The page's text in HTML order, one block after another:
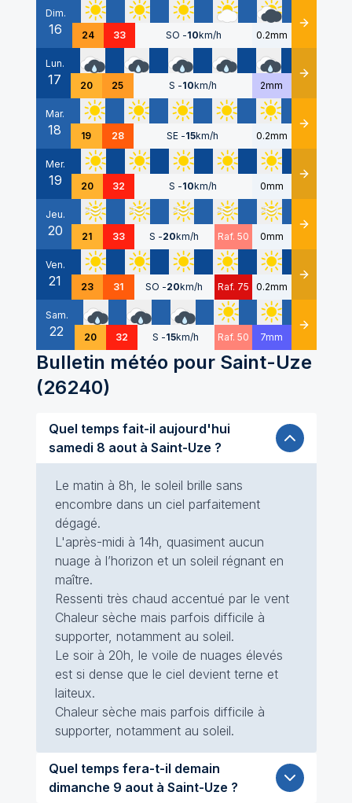
Dim.
16 24 33 SO -10km/h 0.2mm Détails
Lun.
17 20 25 S -10km/h 2mm Détails
Mar.
18 19 28 SE -15km/h 0.2mm Détails
Mer.
19 20 32 S -10km/h 0mm Détails
Jeu.
20 21 33 S -20km/h Raf. 50 0mm Détails
Ven.
21 23 31 SO -20km/h Raf. 75 0.2mm Détails
Sam.
22 20 32 S -15km/h Raf. 50 7mm Détails
Bulletin météo pour Saint-Uze
(26240)
Quel temps fait-il aujourd'hui
samedi 8 aout à Saint-Uze ?
Le matin à 8h, le soleil brille sans
encombre dans un ciel parfaitement
dégagé.
L'après-midi à 14h, quasiment aucun
nuage à l’horizon et un soleil régnant en
maître.
Ressenti très chaud accentué par le vent
Chaleur sèche mais parfois difficile à
supporter, notamment au soleil.
Le soir à 20h, le voile de nuages élevés
est si dense que le ciel devient terne et
laiteux.
Chaleur sèche mais parfois difficile à
supporter, notamment au soleil.
Quel temps fera-t-il demain
dimanche 9 aout à Saint-Uze ?